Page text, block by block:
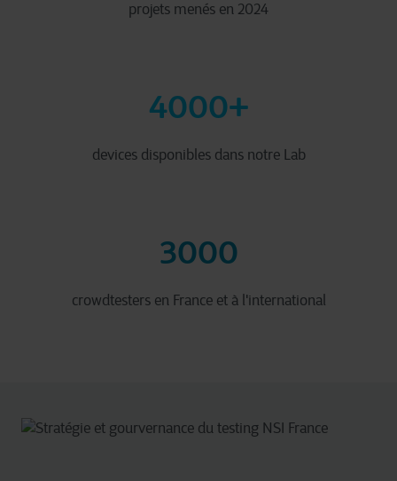
projets menés en 2024
4000+
devices disponibles dans notre Lab
3000
crowdtesters en France et à l'international